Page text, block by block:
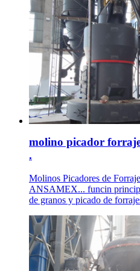
molino picador
.
Molinos Picadores de
ANSAMEX... funcin
de granos y picado de